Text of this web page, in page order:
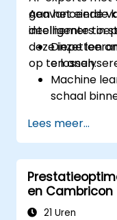
geavanceerde
intelligente
deze inzetten
op te lossen.
Aan het einde
deelnemers in
Diepe
en
Machine
schaal
ontwerpen
ter
Computer
Lees meer...
en Cambricon
21 Uren